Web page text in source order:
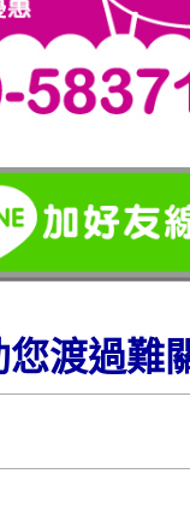
渡過難